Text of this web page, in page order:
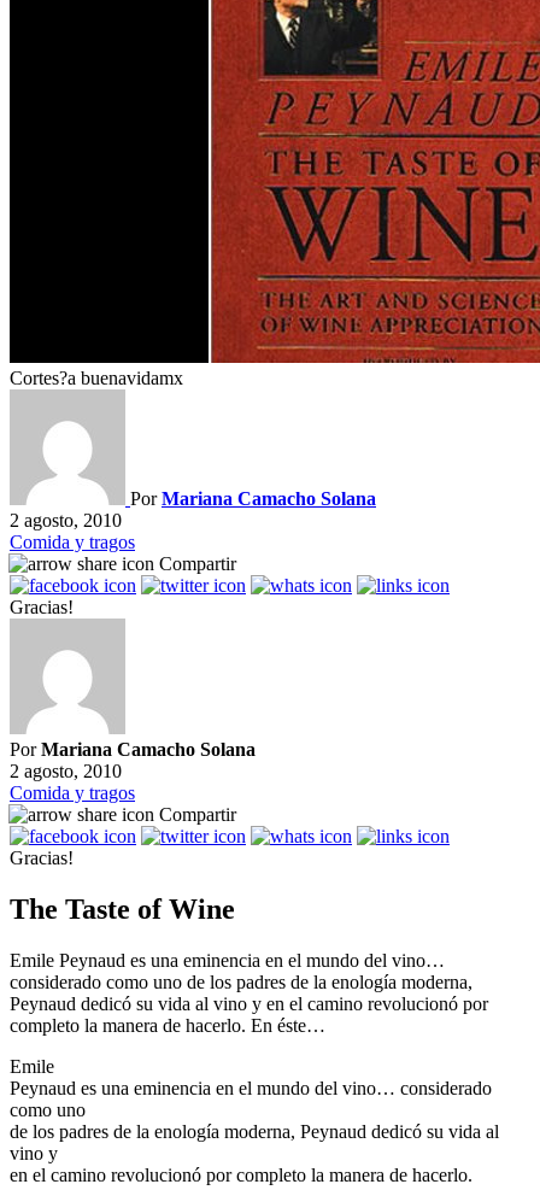
Cortes?a buenavidamx
PorMariana Camacho Solana
2 agosto, 2010
Comida y tragos
Compartir
Gracias!
PorMariana Camacho Solana
2 agosto, 2010
Comida y tragos
Compartir
Gracias!
The Taste of Wine
Emile Peynaud es una eminencia en el mundo del vino…
considerado como uno de los padres de la enología moderna,
Peynaud dedicó su vida al vino y en el camino revolucionó por
completo la manera de hacerlo. En éste…
Emile
Peynaud es una eminencia en el mundo del vino… considerado
como uno
de los padres de la enología moderna, Peynaud dedicó su vida al
vino y
en el camino revolucionó por completo la manera de hacerlo.